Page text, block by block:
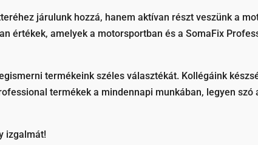
járulunk hozzá, hanem aktívan részt veszünk a
értékek, amelyek a motorsportban és a SomaFix
termékeink széles választékát. Kollégáink
termékek a mindennapi munkában, legyen szó
izgalmát!